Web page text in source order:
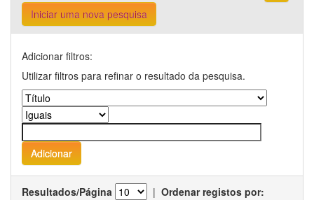
Iniciar uma nova pesquisa
Adicionar filtros:
Utilizar filtros para refinar o resultado da pesquisa.
Resultados/Página | Ordenar registos por: